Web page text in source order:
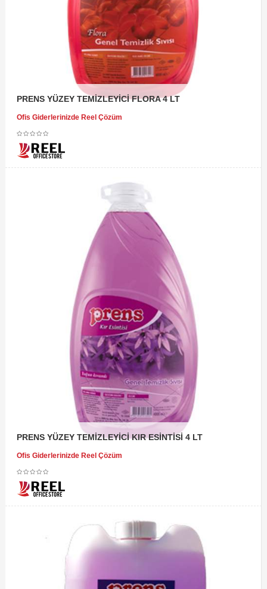
PRENS YÜZEY TEMİZLEYİCİ FLORA 4 LT
Ofis Giderlerinizde Reel Çözüm
PRENS YÜZEY TEMİZLEYİCİ KIR ESİNTİSİ 4 LT
Ofis Giderlerinizde Reel Çözüm